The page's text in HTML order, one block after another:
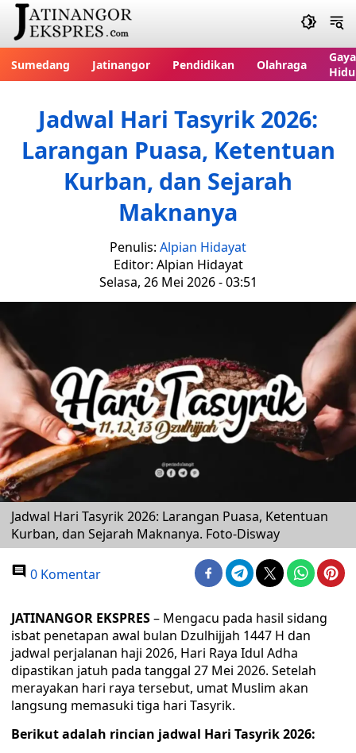
Sumedang Jatinangor Pendidikan Olahraga
Gaya
Jadwal Hari Tasyrik 2026:
Larangan Puasa, Ketentuan
Kurban, dan Sejarah
Maknanya
Penulis: Alpian Hidayat
Editor: Alpian Hidayat
Selasa, 26 Mei 2026 - 03:51
Jadwal Hari Tasyrik 2026: Larangan Puasa, Ketentuan
Kurban, dan Sejarah Maknanya. Foto-Disway
0 Komentar
JATINANGOR EKSPRES– Mengacu pada hasil sidang
isbat penetapan awal bulan Dzulhijjah 1447 H dan
jadwal perjalanan haji 2026, Hari Raya Idul Adha
dipastikan jatuh pada tanggal 27 Mei 2026. Setelah
merayakan hari raya tersebut, umat Muslim akan
langsung memasuki tiga hari Tasyrik.
Berikut adalah rincian jadwal Hari Tasyrik 2026: